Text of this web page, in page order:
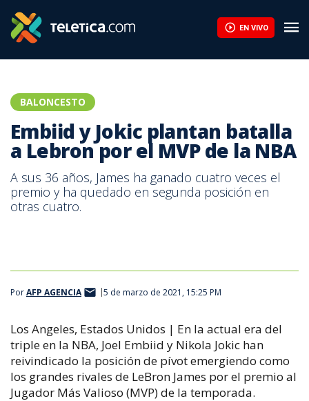
EN VIVO
BALONCESTO
Embiid y Jokic plantan batalla
a Lebron por el MVP de la NBA
A sus 36 años, James ha ganado cuatro veces el
premio y ha quedado en segunda posición en
otras cuatro.
PorAFP AGENCIA 5 de marzo de 2021, 15:25 PM
Los Angeles, Estados Unidos | En la actual era del
triple en la NBA, Joel Embiid y Nikola Jokic han
reivindicado la posición de pívot emergiendo como
los grandes rivales de LeBron James por el premio al
Jugador Más Valioso (MVP) de la temporada.